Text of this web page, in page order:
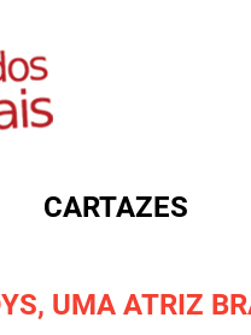
CARTAZES
UMA ATRIZ